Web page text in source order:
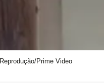
Reprodução/Prime Video